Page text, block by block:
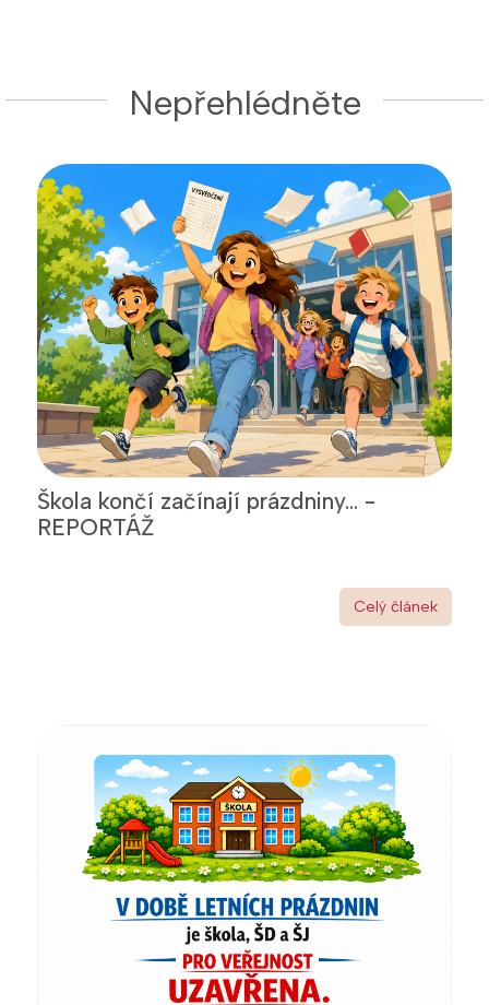
Nepřehlédněte
Škola končí začínají prázdniny... -
REPORTÁŽ
Celý článek